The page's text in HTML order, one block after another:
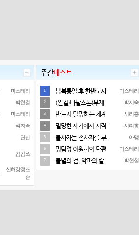
미스테리
박현철
미스테리
박지숙
단산
김김쓰
신해강정조
준
주간베스트
1 남북통일 후 한반도사 미스테리
2 (완결)바탈스톤(부제: 박지숙
3 반드시 멸망하는 세계 시리홍
4 멸망한 세계에서 시작 시리홍
5 불사자는 전사자를 부 아맹
6 명탐정 이원희의 단편 미스테리
7 불멸의 검, 악마의 칼 박현철